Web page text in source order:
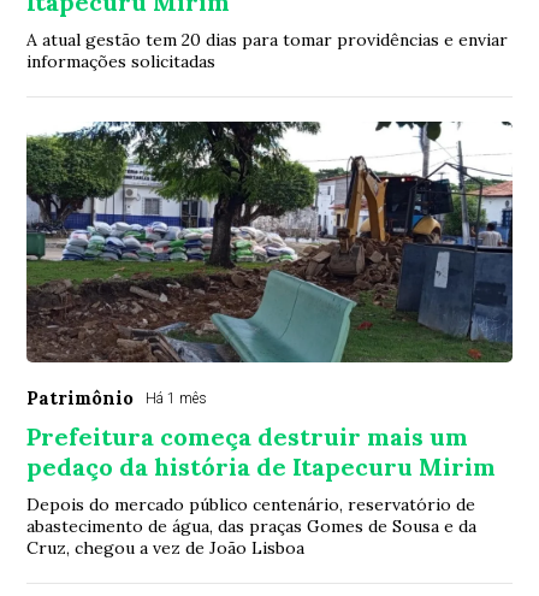
A atual gestão tem 20 dias para tomar providências e enviar
informações solicitadas
Patrimônio Há 1 mês
Prefeitura começa destruir mais um
pedaço da história de Itapecuru Mirim
Depois do mercado público centenário, reservatório de
abastecimento de água, das praças Gomes de Sousa e da
Cruz, chegou a vez de João Lisboa